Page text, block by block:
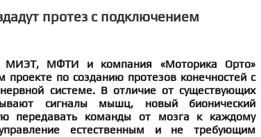
протез с подключением
МИЭТ, МФТИ и компания «Моторика Орто»
проекте по созданию протезов конечностей с
системе. В отличие от существующих
сигналы мышц, новый бионический
передавать команды от мозга к каждому
естественным и не требующим